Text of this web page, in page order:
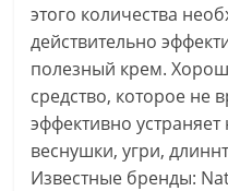
этого количества
действительно
полезный крем.
средство, которое не
эффективно
веснушки, угри,
Известные бренды: